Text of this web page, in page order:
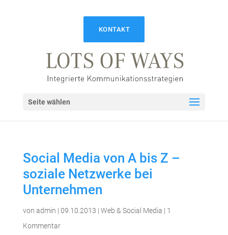
KONTAKT
Seite wählen
Social Media von A bis Z –
soziale Netzwerke bei
Unternehmen
von admin | 09.10.2013 | Web & Social Media | 1
Kommentar